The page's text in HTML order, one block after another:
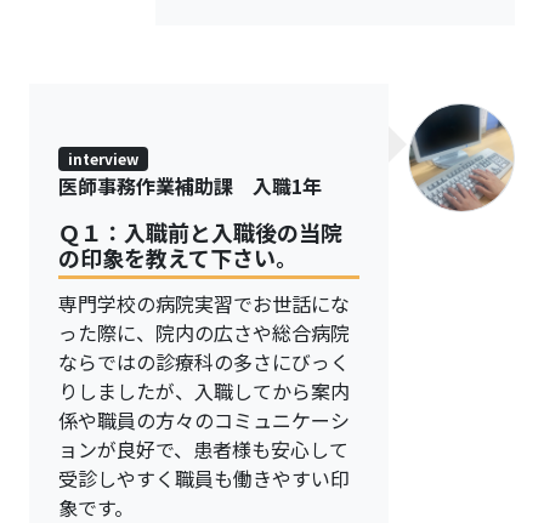
interview
医師事務作業補助課 入職1年
Ｑ１：入職前と入職後の当院
の印象を教えて下さい。
専門学校の病院実習でお世話にな
った際に、院内の広さや総合病院
ならではの診療科の多さにびっく
りしましたが、入職してから案内
係や職員の方々のコミュニケーシ
ョンが良好で、患者様も安心して
受診しやすく職員も働きやすい印
象です。